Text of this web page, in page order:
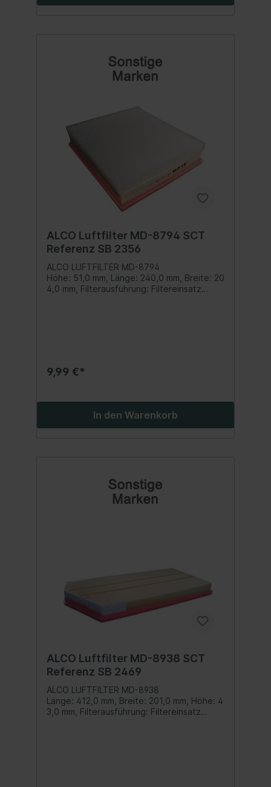
ALCO Luftfilter MD-8794 SCT
Referenz SB 2356
ALCO LUFTFILTER MD-8794
Höhe: 51,0 mm, Länge: 240,0 mm, Breite: 20
4,0 mm, Filterausführung: Filtereinsatz
9,99 €*
In den Warenkorb
ALCO Luftfilter MD-8938 SCT
Referenz SB 2469
ALCO LUFTFILTER MD-8938
Länge: 412,0 mm, Breite: 201,0 mm, Höhe: 4
3,0 mm, Filterausführung: Filtereinsatz